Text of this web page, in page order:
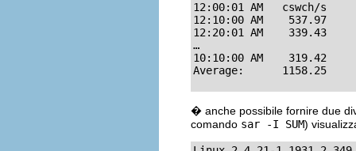
12:00:01 AM   cswch/s
12:10:00 AM    537.97
12:20:01 AM    339.43
…
10:10:00 AM    319.42
Average:      1158.25
� anche possibile fornire due
comando sar -I SUM)